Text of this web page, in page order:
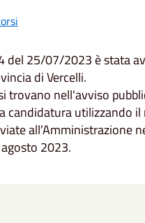
del 25/07/2023 è stata
di Vercelli.
trovano nell'avviso
candidatura utilizzando
all'Amministrazione
2023.